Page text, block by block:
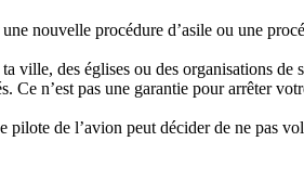
nouvelle procédure d’asile ou une
ville, des églises ou des organisations
n’est pas une garantie pour arrêter
de l’avion peut décider de ne pas